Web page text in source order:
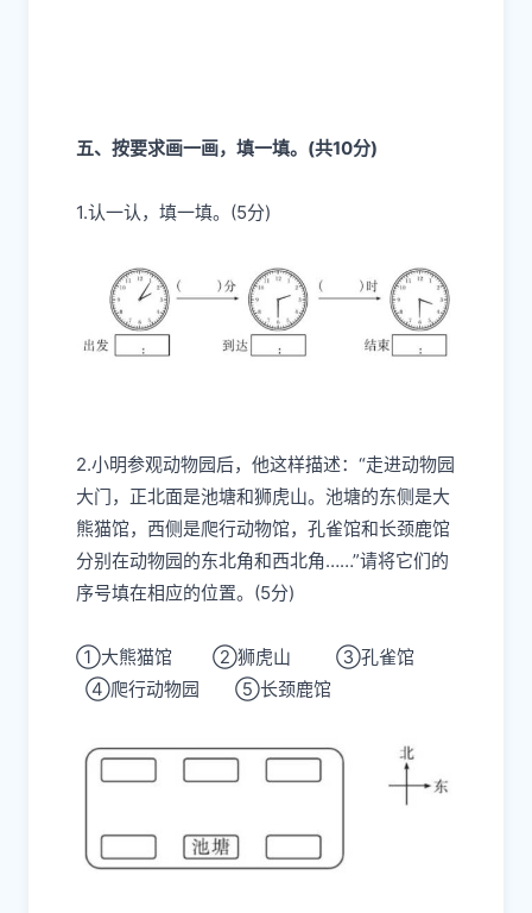
五、按要求画一画，填一填。(共10分)
1.认一认，填一填。(5分)
2.小明参观动物园后，他这样描述：“走进动物园
大门，正北面是池塘和狮虎山。池塘的东侧是大
熊猫馆，西侧是爬行动物馆，孔雀馆和长颈鹿馆
分别在动物园的东北角和西北角……”请将它们的
序号填在相应的位置。(5分)
①大熊猫馆 ②狮虎山
③孔雀馆
④爬行动物园
⑤长颈鹿馆